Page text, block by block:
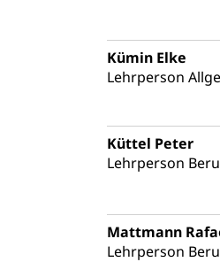
Kümin Elke
Lehrperson
Küttel Peter
Lehrperson
Mattmann
Lehrperson
Militärdienst
Zivilschutz
Gleichstellung